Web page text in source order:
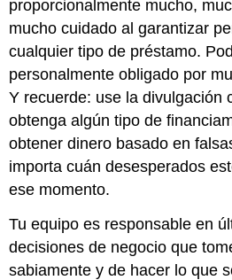
proporcionalmente mucho,
mucho cuidado al garantizar
cualquier tipo de préstamo.
personalmente obligado por
Y recuerde: use la divulgación
obtenga algún tipo de
obtener dinero basado en
importa cuán desesperados
ese momento.
Tu equipo es responsable en
decisiones de negocio que
sabiamente y de hacer lo que